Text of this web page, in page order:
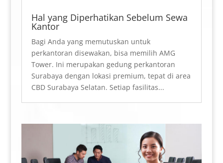
Hal yang Diperhatikan Sebelum Sewa
Kantor
Bagi Anda yang memutuskan untuk
perkantoran disewakan, bisa memilih AMG
Tower. Ini merupakan gedung perkantoran
Surabaya dengan lokasi premium, tepat di area
CBD Surabaya Selatan. Setiap fasilitas...